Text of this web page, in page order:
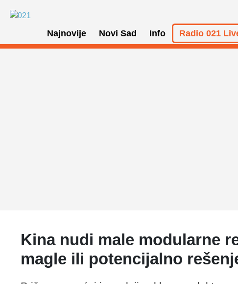
Najnovije Novi Sad Info Radio 021
Kina nudi male modularne
magle ili potencijalno